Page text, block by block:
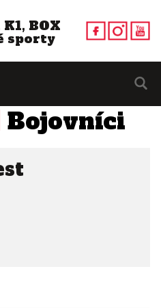
BOX
sporty
Bojovníci